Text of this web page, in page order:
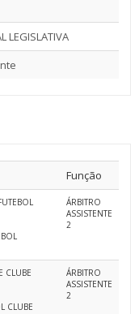
LEGISLATIVA
Função
ÁRBITRO
ASSISTENTE
2
CLUBE
CLUBE
ÁRBITRO
ASSISTENTE
2